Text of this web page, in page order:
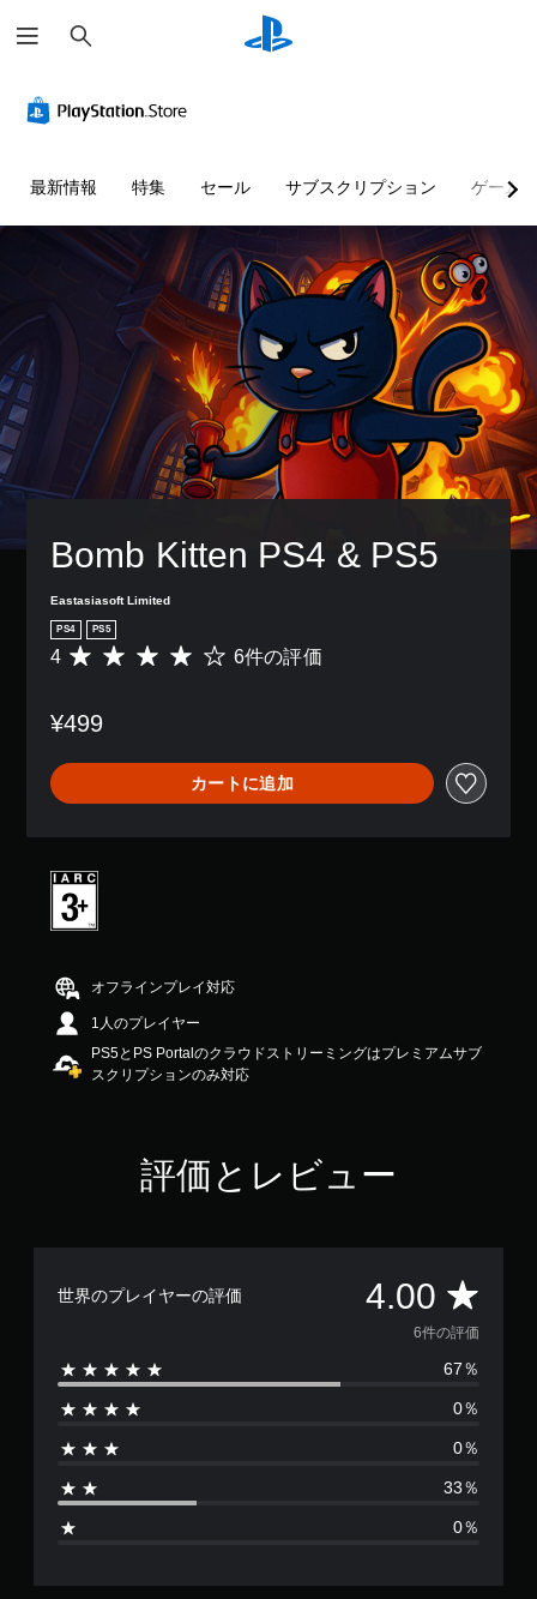
索
最新情報 特集 セール サブスクリプション ゲーム
Bomb Kitten PS4 & PS5
Eastasiasoft Limited
PS4 PS5
評
は
、
平
均
は
段
の
で
4 6件の評価
¥499
カートに追加
オフラインプレイ対応
1人のプレイヤー
PS5とPS Portalのクラウドストリーミングはプレミアムサブ
スクリプションのみ対応
評価とレビュー
世界のプレイヤーの評価 4.00 評
価
数
は
、
6件の評価
67％
0％
0％
33％
0％